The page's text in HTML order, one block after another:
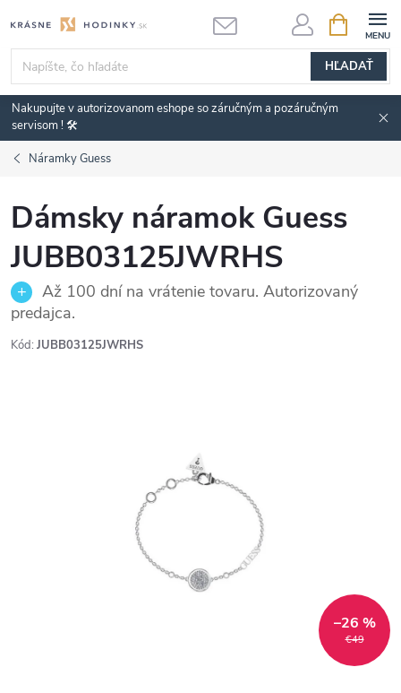
na
obsah
HĽADAŤ
KOŠÍK
Nakupujte v autorizovanom eshope so záručným a pozáručným
servisom ! 🛠️
Náramky Guess
Dámsky náramok Guess
JUBB03125JWRHS
Až 100 dní na vrátenie tovaru. Autorizovaný
predajca.
Kód: JUBB03125JWRHS
€49
–26 %